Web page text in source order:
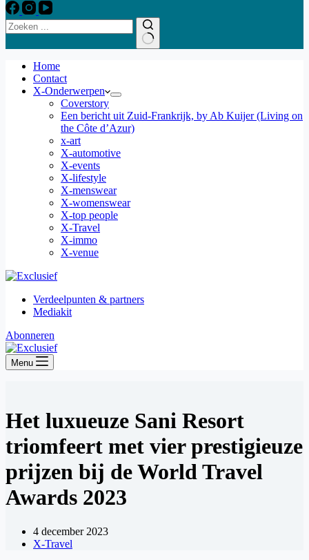
Home
Contact
X-Onderwerpen
Coverstory
Een bericht uit Zuid-Frankrijk, by Ab Kuijer (Living on
the Côte d’Azur)
x-art
X-automotive
X-events
X-lifestyle
X-menswear
X-womenswear
X-top people
X-Travel
X-immo
X-venue
Verdeelpunten & partners
Mediakit
Abonneren
Menu
​Het luxueuze Sani Resort
triomfeert met vier prestigieuze
prijzen bij de World Travel
Awards 2023
4 december 2023
X-Travel